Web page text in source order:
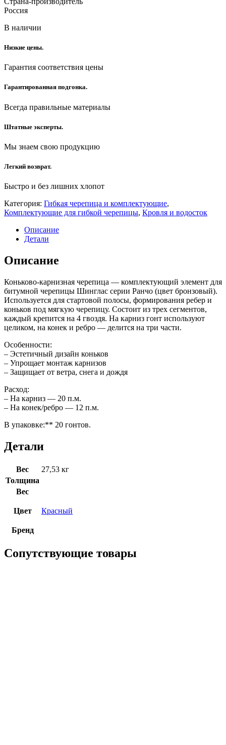
Россия
В наличии
Низкие цены.
Гарантия соответствия цены
Гарантированная подгонка.
Всегда правильные материалы
Штатные эксперты.
Мы знаем свою продукцию
Легкий возврат.
Быстро и без лишних хлопот
Категория: Гибкая черепица и комплектующие,
Комплектующие для гибкой черепицы, Кровля и водосток
Описание
Детали
Описание
Коньково-карнизная черепица — комплектующий элемент для
битумной черепицы Шинглас серии Ранчо (цвет бронзовый).
Используется для стартовой полосы, формирования ребер и
коньков под мягкую черепицу. Состоит из трех сегментов,
каждый крепится на 4 гвоздя. На карниз гонт используют
целиком, на конек и ребро — делится на три части.
Особенности:
– Эстетичный дизайн коньков
– Упрощает монтаж карнизов
– Защищает от ветра, снега и дождя
Расход:
– На карниз — 20 п.м.
– На конек/ребро — 12 п.м.
В упаковке:** 20 гонтов.
Детали
Вес
27,53 кг
Толщина
Вес
Цвет Красный
Бренд
Сопутствующие товары